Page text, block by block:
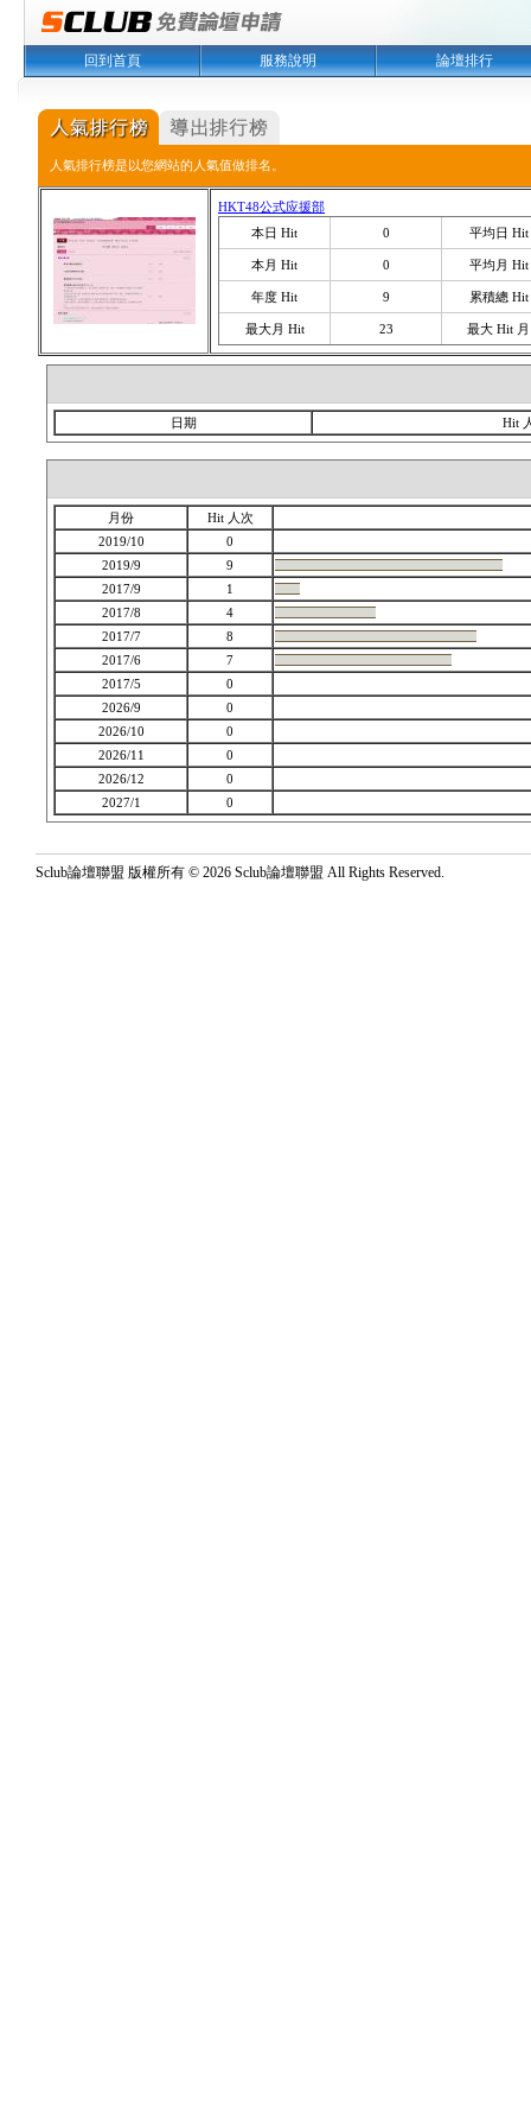
回到首頁 服務說明 論壇排行
人氣排行榜是以您網站的人氣值做排名。
HKT48公式应援部
本日 Hit
0 平均日 Hit
本月 Hit 0 平均月 Hit
年度 Hit 9 累積總 Hit
最大月 Hit 23 最大 Hit 月
日期 Hit
月份
Hit 人次
2019/10
0
2019/9
9
2017/9
1
2017/8
4
2017/7
8
2017/6
7
2017/5
0
2026/9
0
2026/10
0
2026/11
0
2026/12
0
2027/1
0
Sclub論壇聯盟 版權所有 © 2026 Sclub論壇聯盟 All Rights Reserved.